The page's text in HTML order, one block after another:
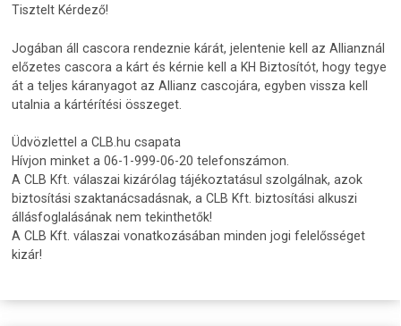
Tisztelt Kérdező!
Jogában áll cascora rendeznie kárát, jelentenie kell az Allianznál
előzetes cascora a kárt és kérnie kell a KH Biztosítót, hogy tegye
át a teljes káranyagot az Allianz cascojára, egyben vissza kell
utalnia a kártérítési összeget.
Üdvözlettel a CLB.hu csapata
Hívjon minket a 06-1-999-06-20 telefonszámon.
A CLB Kft. válaszai kizárólag tájékoztatásul szolgálnak, azok
biztosítási szaktanácsadásnak, a CLB Kft. biztosítási alkuszi
állásfoglalásának nem tekinthetők!
A CLB Kft. válaszai vonatkozásában minden jogi felelősséget
kizár!